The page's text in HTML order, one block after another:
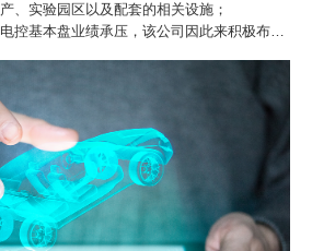
、实验园区以及配套的相关设施；
控基本盘业绩承压，该公司因此来积极布局